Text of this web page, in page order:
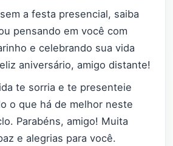
a festa presencial, saiba
pensando em você com
e celebrando sua vida
aniversário, amigo distante!
te sorria e te presenteie
o que há de melhor neste
Parabéns, amigo! Muita
e alegrias para você.